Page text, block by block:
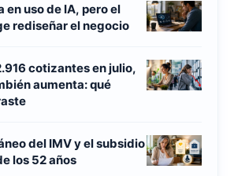
en uso de IA, pero el
rediseñar el negocio
cotizantes en julio,
aumenta: qué
del IMV y el subsidio
los 52 años